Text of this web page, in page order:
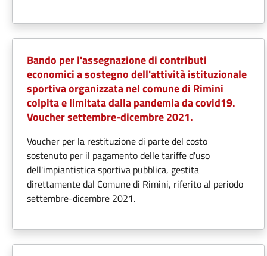
Bando per l'assegnazione di contributi
economici a sostegno dell'attività istituzionale
sportiva organizzata nel comune di Rimini
colpita e limitata dalla pandemia da covid19.
Voucher settembre-dicembre 2021.
Voucher per la restituzione di parte del costo
sostenuto per il pagamento delle tariffe d'uso
dell'impiantistica sportiva pubblica, gestita
direttamente dal Comune di Rimini, riferito al periodo
settembre-dicembre 2021.